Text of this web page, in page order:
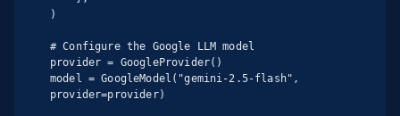
)
# Configure the Google LLM model
provider = GoogleProvider()
model = GoogleModel("gemini-2.5-flash",
provider=provider)